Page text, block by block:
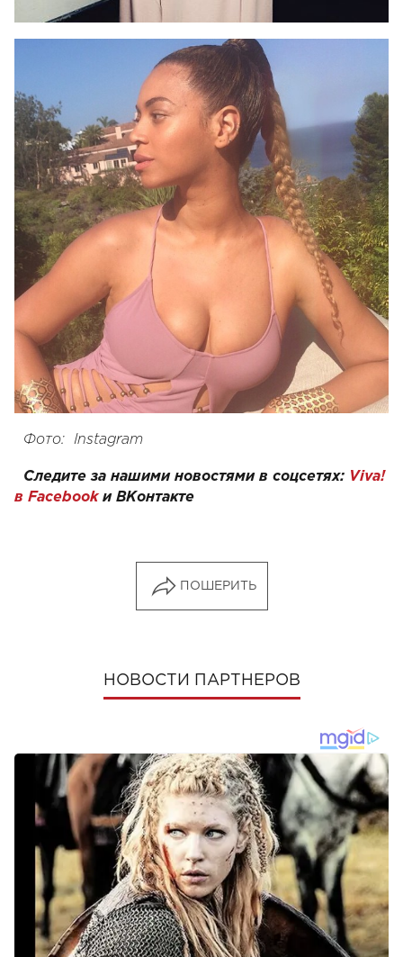
Фото: Instagram
Следите за нашими новостями в соцсетях: Viva!
в Facebookи ВКонтакте
ПОШЕРИТЬ
НОВОСТИ ПАРТНЕРОВ